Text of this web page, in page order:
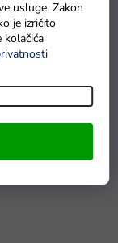
usluge. Zakon
je izričito
kolačića kocka.